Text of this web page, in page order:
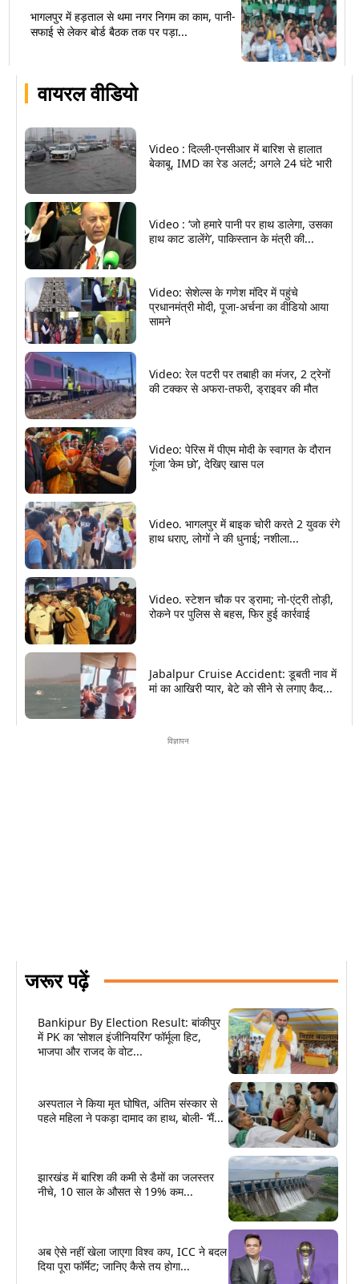
वायरल वीडियो
Video : दिल्ली-एनसीआर में बारिश से हालात
बेकाबू, IMD का रेड अलर्ट; अगले 24 घंटे भारी
Video : ‘जो हमारे पानी पर हाथ डालेगा, उसका
हाथ काट डालेंगे’, पाकिस्तान के मंत्री की...
Video: सेशेल्स के गणेश मंदिर में पहुंचे
प्रधानमंत्री मोदी, पूजा-अर्चना का वीडियो आया
सामने
Video: रेल पटरी पर तबाही का मंजर, 2 ट्रेनों
की टक्कर से अफरा-तफरी, ड्राइवर की मौत
Video: पेरिस में पीएम मोदी के स्वागत के दौरान
गूंजा ‘केम छो’, देखिए खास पल
Video. भागलपुर में बाइक चोरी करते 2 युवक रंगे
हाथ धराए, लोगों ने की धुनाई; नशीला...
Video. स्टेशन चौक पर ड्रामा; नो-एंट्री तोड़ी,
रोकने पर पुलिस से बहस, फिर हुई कार्रवाई
Jabalpur Cruise Accident: डूबती नाव में
मां का आखिरी प्यार, बेटे को सीने से लगाए कैद...
भागलपुर में हड़ताल से थमा नगर निगम का काम, पानी-
सफाई से लेकर बोर्ड बैठक तक पर पड़ा...
विज्ञापन
जरूर पढ़ें
Bankipur By Election Result: बांकीपुर
में PK का ‘सोशल इंजीनियरिंग’ फॉर्मूला हिट,
भाजपा और राजद के वोट...
अस्पताल ने किया मृत घोषित, अंतिम संस्कार से
पहले महिला ने पकड़ा दामाद का हाथ, बोली- ‘मैं...
झारखंड में बारिश की कमी से डैमों का जलस्तर
नीचे, 10 साल के औसत से 19% कम...
अब ऐसे नहीं खेला जाएगा विश्व कप, ICC ने बदल
दिया पूरा फॉर्मेट; जानिए कैसे तय होगा...